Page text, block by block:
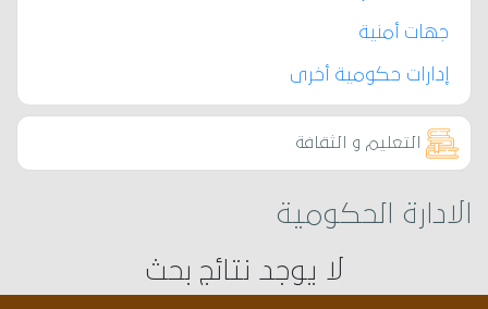
جهات أمنية
إدارات حكومية أخرى
التعليم و الثقافة
الادارة الحكومية
لا يوجد نتائج بحث